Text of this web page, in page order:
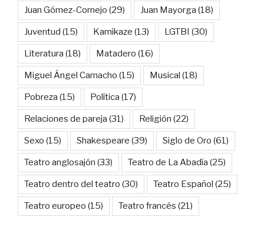
Juan Gómez-Cornejo (29) Juan Mayorga (18)
Juventud (15) Kamikaze (13) LGTBI (30)
Literatura (18) Matadero (16)
Miguel Ángel Camacho (15) Musical (18)
Pobreza (15) Política (17)
Relaciones de pareja (31) Religión (22)
Sexo (15) Shakespeare (39) Siglo de Oro (61)
Teatro anglosajón (33) Teatro de La Abadía (25)
Teatro dentro del teatro (30) Teatro Español (25)
Teatro europeo (15) Teatro francés (21)